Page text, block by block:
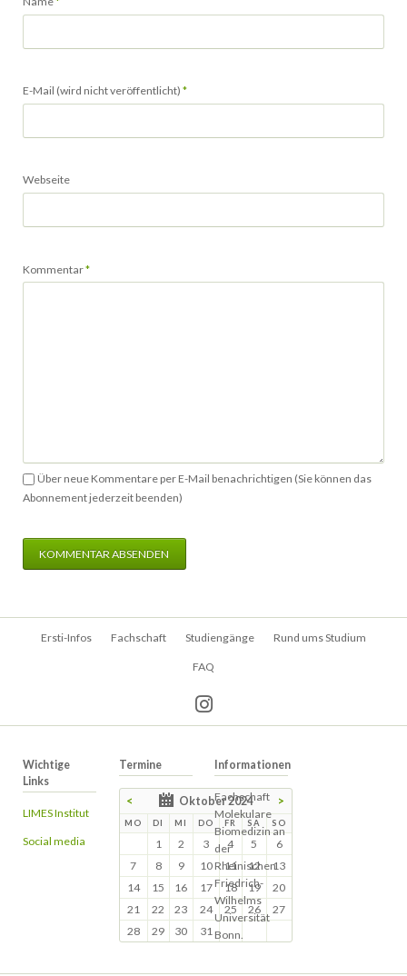
Pflichtfeld
E-Mail (wird nicht veröffentlicht) *
Webseite
Pflichtfeld
Kommentar*
Über neue Kommentare per E-Mail benachrichtigen (Sie können das
Abonnement jederzeit beenden)
KOMMENTAR ABSENDEN
Navigation
Ersti-Infos Fachschaft Studiengänge Rund ums Studium
FAQ
Wichtige
Links
LIMES Institut
Social media
Termine
< Oktober 2024 >
MO DI MI DO FR SA SO
1 2 3 4 5
6
7
8 9 10 11 12
13
14
15 16 17 18 19
20
21
22 23 24 25 26
27
28
29 30 31
Informationen
Fachschaft
Molekulare
Biomedizin an
der
Rheinischen
Friedrich-
Wilhelms
Universität
Bonn.